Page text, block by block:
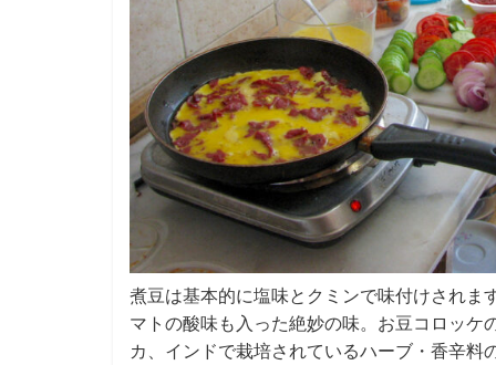
煮豆は基本的に塩味とクミンで味付けされ
マトの酸味も入った絶妙の味。お豆コロッ
カ、インドで栽培されているハーブ・香辛